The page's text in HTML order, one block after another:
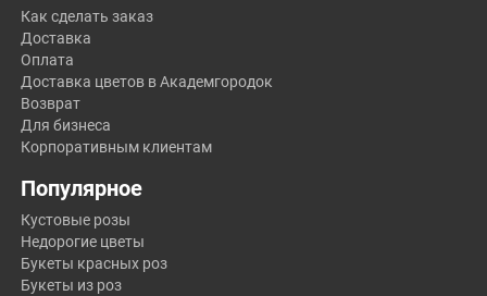
Как сделать заказ
Доставка
Оплата
Доставка цветов в Академгородок
Возврат
Для бизнеса
Корпоративным клиентам
Популярное
Кустовые розы
Недорогие цветы
Букеты красных роз
Букеты из роз